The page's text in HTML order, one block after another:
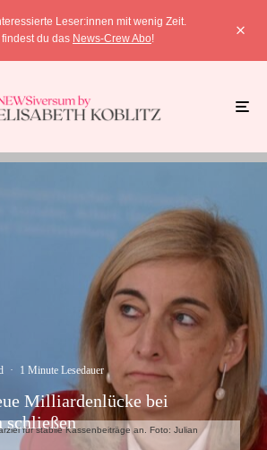
Leser:innen mit wenig Zeit.
findest du das News-Crew Abo!
für stabile Kassenbeiträge an. Foto: Julian
· 1 Minute Lesedauer
Milliardenlücke bei
schließen